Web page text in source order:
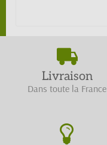
Livraison
Dans toute la France